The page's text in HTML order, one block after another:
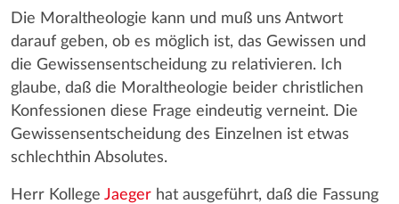
Die Moraltheologie kann und muß uns Antwort
darauf geben, ob es möglich ist, das Gewissen und
die Gewissensentscheidung zu relativieren. Ich
glaube, daß die Moraltheologie beider christlichen
Konfessionen diese Frage eindeutig verneint. Die
Gewissensentscheidung des Einzelnen ist etwas
schlechthin Absolutes.
Herr Kollege Jaeger hat ausgeführt, daß die Fassung